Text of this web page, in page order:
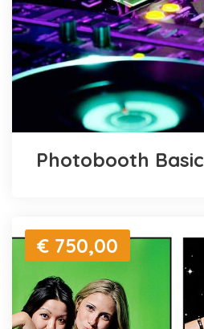
Photobooth Basic
€ 750,00